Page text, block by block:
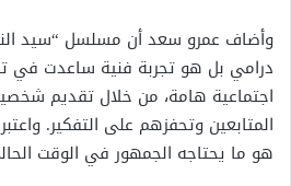
وأضاف عمرو سعد أن مسلسل “سيد
درامي بل هو تجربة فنية ساعدت في
اجتماعية هامة، من خلال تقديم
المتابعين وتحفزهم على التفكير.
هو ما يحتاجه الجمهور في الوقت